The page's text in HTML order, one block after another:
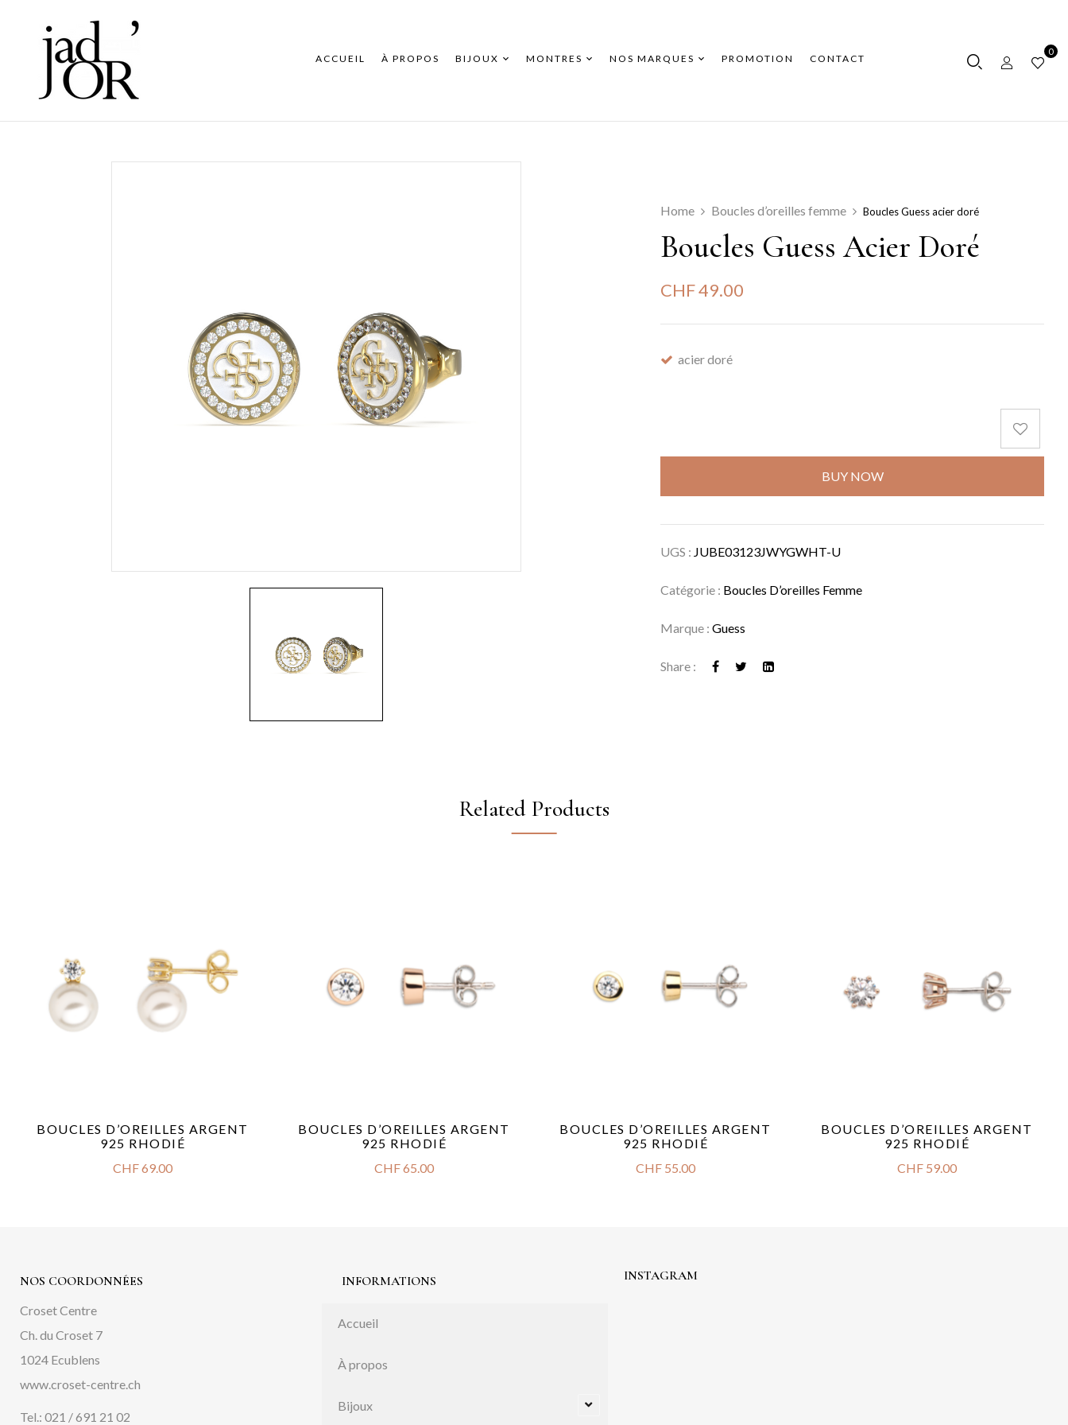
ACCUEIL À PROPOS BIJOUX MONTRES NOS MARQUES PROMOTION CONTACT
0
Home Boucles d’oreilles femme Boucles Guess acier doré
Boucles Guess Acier Doré
CHF49.00
acier doré
BUY NOW
UGS : JUBE03123JWYGWHT-U
Catégorie : Boucles D’oreilles Femme
Marque :Guess
Share :
Related Products
BOUCLES D’OREILLES ARGENT
925 RHODIÉ
CHF69.00
BOUCLES D’OREILLES ARGENT
925 RHODIÉ
CHF65.00
BOUCLES D’OREILLES ARGENT
925 RHODIÉ
CHF 55.00
BOUCLES D’OREILLES ARGENT
925 RHODIÉ
CHF 59.00
NOS COORDONNÉES
Croset Centre
Ch. du Croset 7
1024 Ecublens
www.croset-centre.ch
Tel.: 021 / 691 21 02
INFORMATIONS
Accueil
À propos
Bijoux
INSTAGRAM